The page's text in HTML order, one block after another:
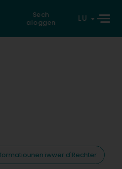
Sech
aloggen
LU
iwwer d'Rechter